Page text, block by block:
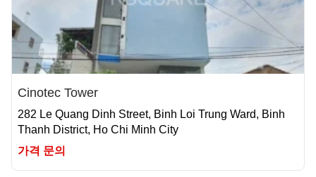
Cinotec Tower
282 Le Quang Dinh Street, Binh Loi Trung Ward, Binh
Thanh District, Ho Chi Minh City
가격 문의